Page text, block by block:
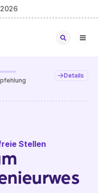
Details
Stellen